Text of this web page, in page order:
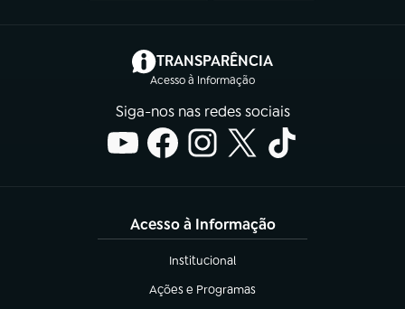
TRANSPARÊNCIA
Acesso à Informação
(abre em nova aba)
Siga-nos nas redes sociais
Acesso à Informação
Institucional
(abre em nova aba)
Ações e Programas
(abre em nova aba)